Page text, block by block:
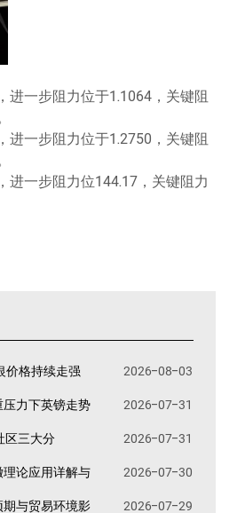
进一步阻力位于1.1064，关键阻
进一步阻力位于1.2750，关键阻
进一步阻力位144.17，关键阻力
价格持续走强
2026-08-03
力下英镑走势
2026-07-31
三大分
2026-07-31
论应用详解与
2026-07-30
与贸易环境影 2026-07-29